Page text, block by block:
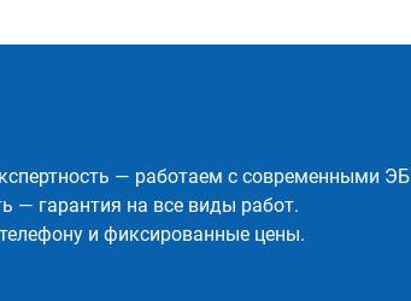
— работаем с современными
— гарантия на все виды работ.
и фиксированные цены.